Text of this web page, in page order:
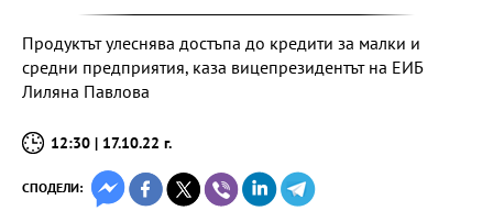
Продуктът улеснява достъпа до кредити за малки и
средни предприятия, каза вицепрезидентът на ЕИБ
Лиляна Павлова
12:30 | 17.10.22 г.
СПОДЕЛИ: